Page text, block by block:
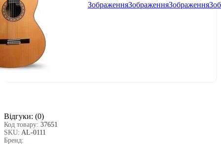
Відгуки: (0)
Код товару: 37651
SKU: AL-0111
Бренд: